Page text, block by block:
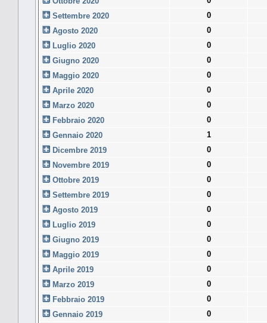
Settembre 2020
0
Agosto 2020
0
Luglio 2020
0
Giugno 2020
0
Maggio 2020
0
Aprile 2020
0
Marzo 2020
0
Febbraio 2020
0
Gennaio 2020
1
Dicembre 2019
0
Novembre 2019
0
Ottobre 2019
0
Settembre 2019
0
Agosto 2019
0
Luglio 2019
0
Giugno 2019
0
Maggio 2019
0
Aprile 2019
0
Marzo 2019
0
Febbraio 2019
0
Gennaio 2019
0